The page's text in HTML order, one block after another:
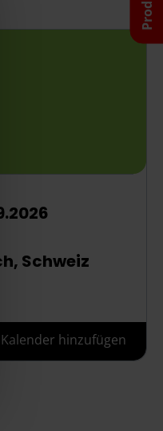
Schweiz
Kalender hinzufügen